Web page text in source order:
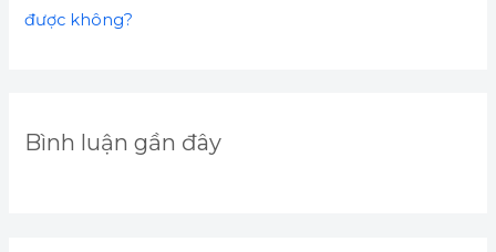
được không?
Bình luận gần đây